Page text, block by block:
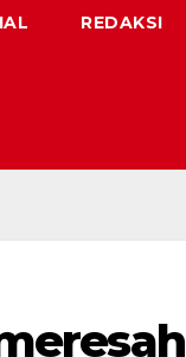
REDAKSI